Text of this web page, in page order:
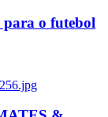
o futebol